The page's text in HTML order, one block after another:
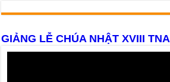
GIẢNG LỄ CHÚA NHẬT XVIII TNA